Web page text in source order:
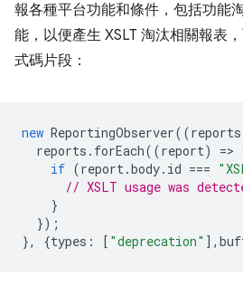
報各種平台功能和條件，包括功能
能，以便產生 XSLT 淘汰相關報表
式碼片段：
new ReportingObserver((reports
reports . forEach((report) =>
if (report.body. id ===
// XSLT usage was
}
});
},
{types : [ "deprecation" ],